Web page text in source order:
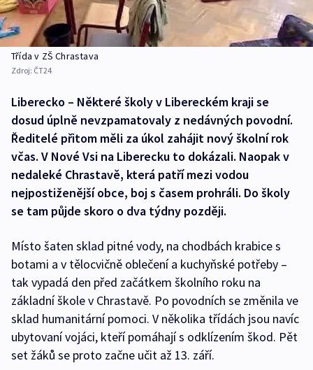
Třída v ZŠ Chrastava
Zdroj: ČT24
Liberecko – Některé školy v Libereckém kraji se
dosud úplně nevzpamatovaly z nedávných povodní.
Ředitelé přitom měli za úkol zahájit nový školní rok
včas. V Nové Vsi na Liberecku to dokázali. Naopak v
nedaleké Chrastavě, která patří mezi vodou
nejpostiženější obce, boj s časem prohráli. Do školy
se tam půjde skoro o dva týdny později.
Místo šaten sklad pitné vody, na chodbách krabice s
botami a v tělocvičně oblečení a kuchyňské potřeby –
tak vypadá den před začátkem školního roku na
základní škole v Chrastavě. Po povodních se změnila ve
sklad humanitární pomoci. V několika třídách jsou navíc
ubytovaní vojáci, kteří pomáhají s odklízením škod. Pět
set žáků se proto začne učit až 13. září.